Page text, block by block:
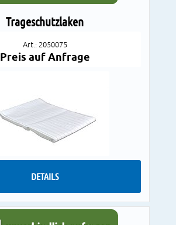
Trageschutzlaken
Art.: 2050075
Preis auf Anfrage
DETAILS